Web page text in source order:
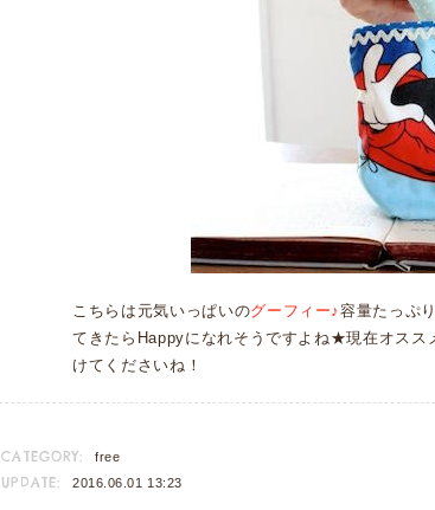
こちらは元気いっぱいのグーフィー♪容量たっぷ
てきたらHappyになれそうですよね★現在オスス
けてくださいね！
CATEGORY: free
UPDATE: 2016.06.01 13:23